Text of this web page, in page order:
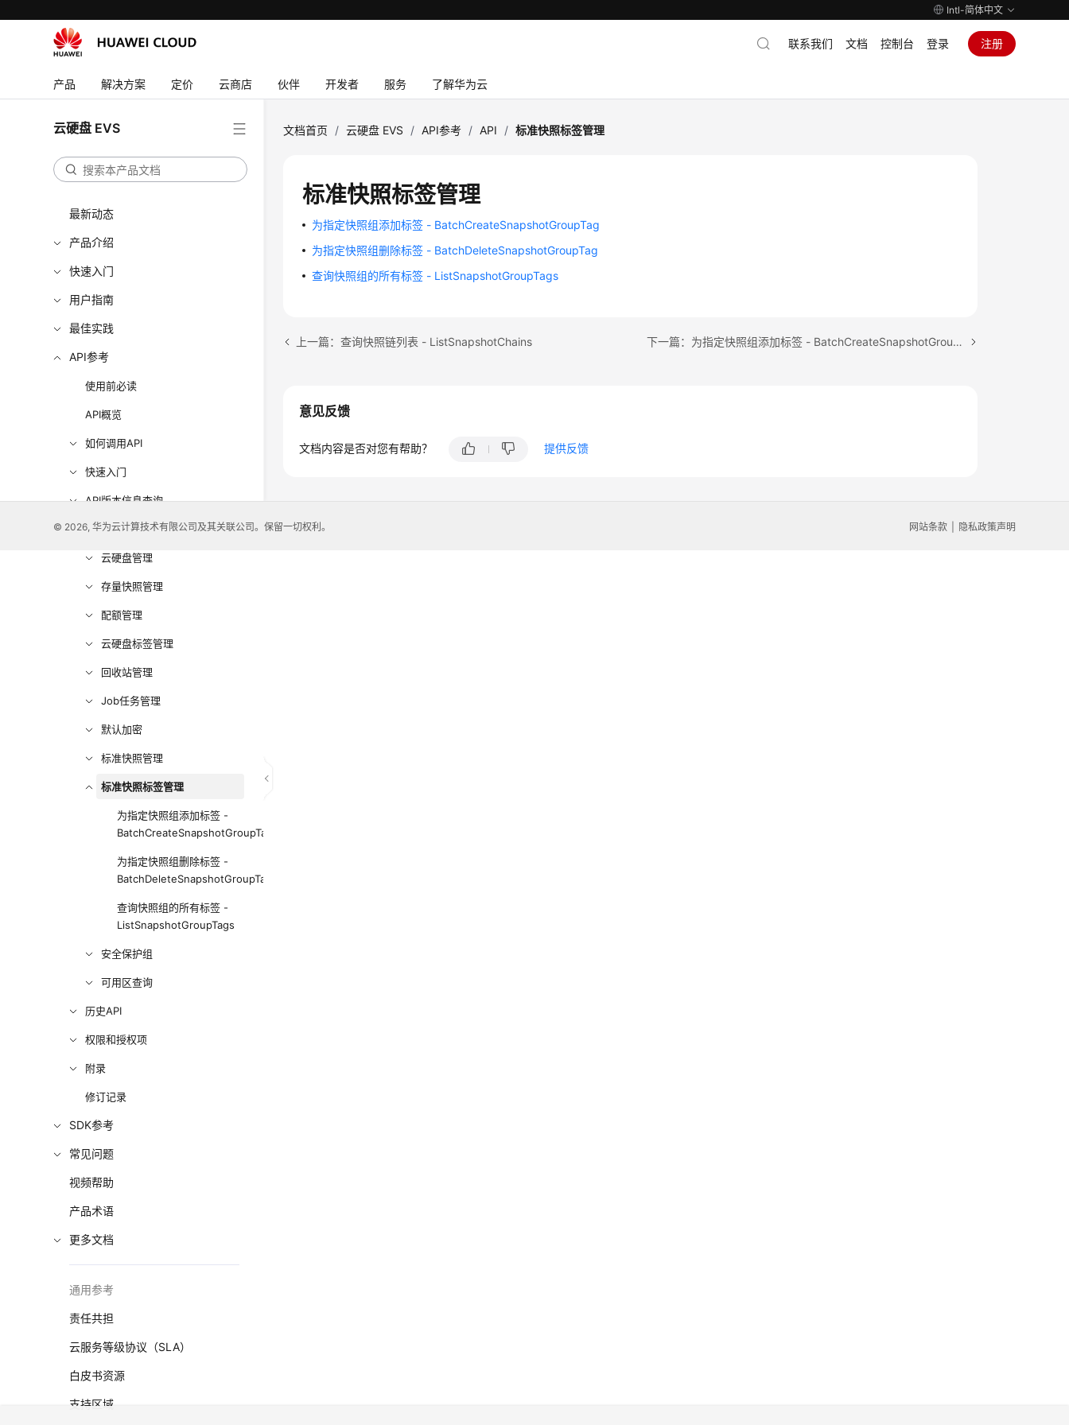
Intl-简体中文
产品 解决方案 定价 云商店 伙伴 开发者 服务 了解华为云
联系我们 文档 控制台 登录 注册
云硬盘 EVS
最新动态
产品介绍
快速入门
用户指南
最佳实践
API参考
使用前必读
API概览
如何调用API
快速入门
API版本信息查询
API
云硬盘管理
存量快照管理
配额管理
云硬盘标签管理
回收站管理
Job任务管理
默认加密
标准快照管理
标准快照标签管理
为指定快照组添加标签 -
BatchCreateSnapshotGroupTag
为指定快照组删除标签 -
BatchDeleteSnapshotGroupTag
查询快照组的所有标签 -
ListSnapshotGroupTags
安全保护组
可用区查询
历史API
权限和授权项
附录
修订记录
SDK参考
常见问题
视频帮助
产品术语
更多文档
通用参考
责任共担
云服务等级协议（SLA）
白皮书资源
支持区域
文档首页 / 云硬盘 EVS / API参考 / API / 标准快照标签管理
标准快照标签管理
为指定快照组添加标签 - BatchCreateSnapshotGroupTag
为指定快照组删除标签 - BatchDeleteSnapshotGroupTag
查询快照组的所有标签 - ListSnapshotGroupTags
上一篇：查询快照链列表 - ListSnapshotChains 下一篇：为指定快照组添加标签 - BatchCreateSnapshotGroupTag
意见反馈
文档内容是否对您有帮助？ 提供反馈
© 2026, 华为云计算技术有限公司及其关联公司。保留一切权利。 网站条款 隐私政策声明